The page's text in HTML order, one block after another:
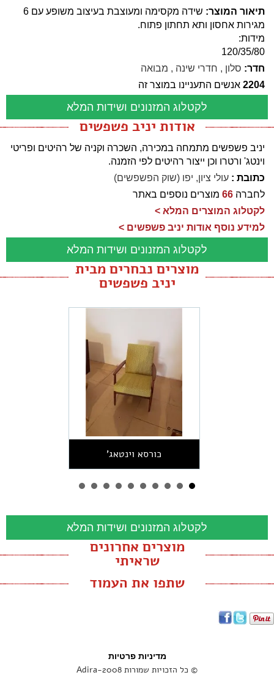
תיאור המוצר:
שידה מקסימה ומעוצבת בעיצוב משופע עם 6
מגירות אחסון ותא תחתון פתוח.
מידות:
120/35/80
חדר: סלון , חדרי שינה , מבואה
2204 אנשים התעניינו במוצר זה
לקטלוג המזנונים ושידות המלא
אודות יניב פשפשים
יניב פשפשים מתמחה במכירה, השכרה וקניה של רהיטים ופריטי
וינטג' ורטרו וכן ייצור רהיטים לפי הזמנה.
כתובת : עולי ציון, יפו (שוק הפשפשים)
לחברה 66 מוצרים נוספים באתר
לקטלוג המוצרים המלא >
למידע נוסף אודות יניב פשפשים >
לקטלוג המזנונים ושידות המלא
מוצרים נבחרים מבית
יניב פשפשים
כורסא וינטאג'
לקטלוג המזנונים ושידות המלא
מוצרים אחרונים
שראיתי
שתפו את העמוד
מדיניות פרטיות
© כל הזכויות שמורות Adira-2008